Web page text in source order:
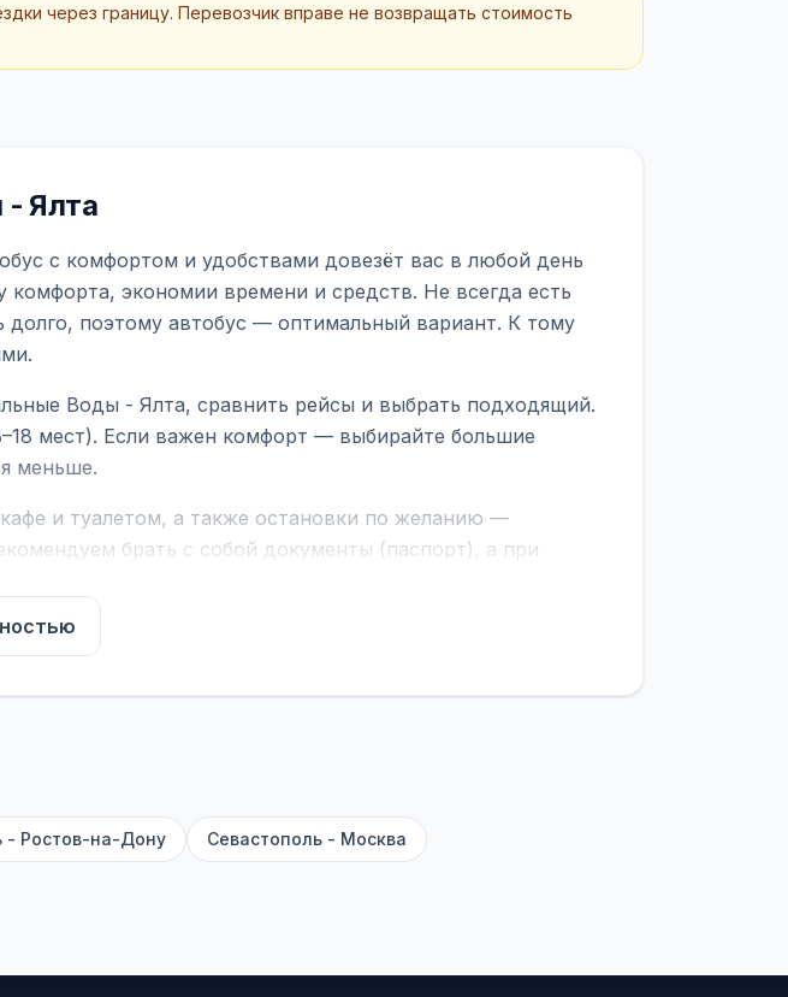
через границу. Перевозчик вправе не возвращать стоимость
Ялта
с комфортом и удобствами довезёт вас в любой день
экономии времени и средств. Не всегда есть
поэтому автобус — оптимальный вариант. К тому
Воды - Ялта, сравнить рейсы и выбрать подходящий.
мест). Если важен комфорт — выбирайте большие
меньше.
и туалетом, а также остановки по желанию —
брать с собой документы (паспорт), а при
сидений, кондиционер, отопление, зарядка
У нас
не нужно.
время в пути и цену. Кнопка «Детали рейса»
- Ростов-на-Дону Севастополь - Москва